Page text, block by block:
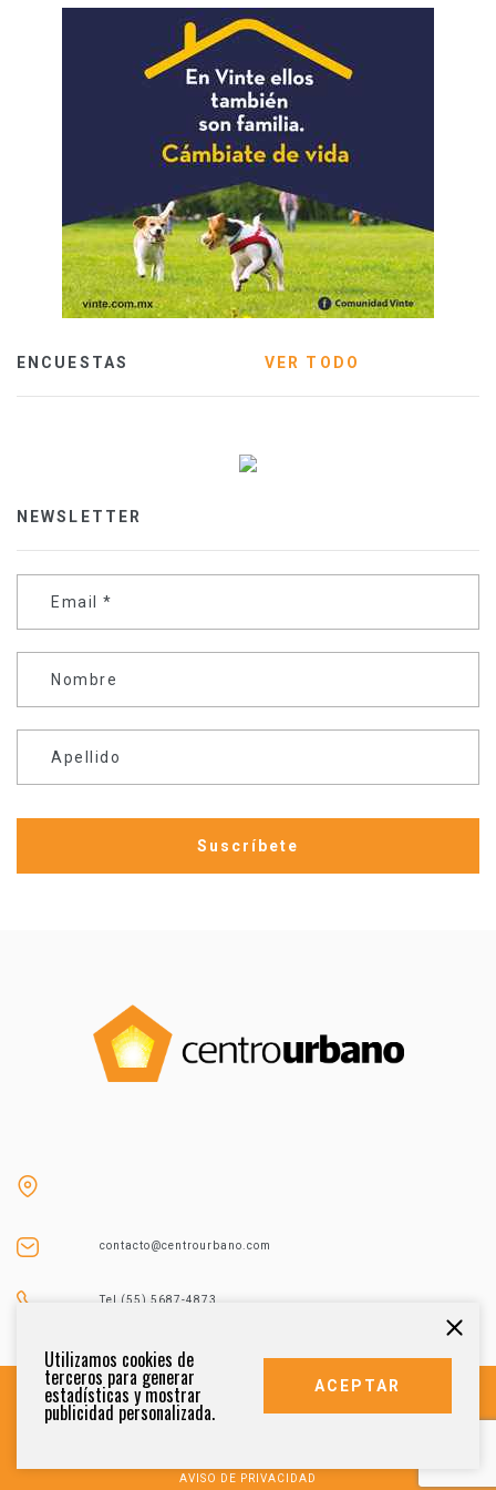
ENCUESTAS VER TODO
NEWSLETTER
Email *
Nombre
Apellido
contacto@centrourbano.com
Tel (55) 5687-4873
AVISO DE PRIVACIDAD
Utilizamos cookies de
terceros para generar
estadísticas y mostrar
publicidad personalizada.
ACEPTAR